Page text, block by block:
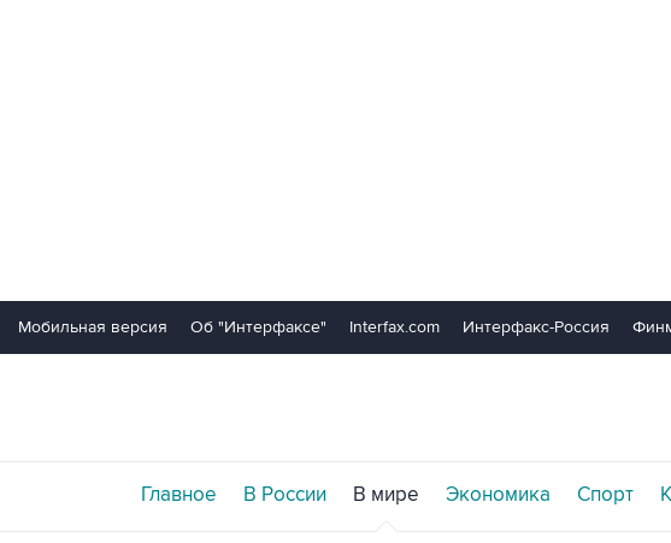
Мобильная версия Об "Интерфаксе" Interfax.com Интерфакс-Россия
Главное В России В мире Экономика Спорт